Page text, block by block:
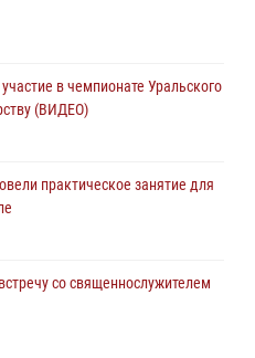
безопасность турнира
в чемпионате Уральского
(ВИДЕО)
практическое занятие для
со священнослужителем